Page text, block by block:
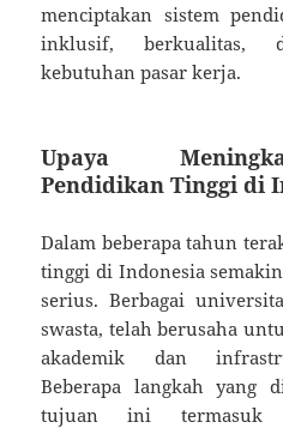
menciptakan sistem
inklusif, berkualitas,
kebutuhan pasar kerja.
Upaya
Pendidikan Tinggi di
Dalam beberapa tahun
tinggi di Indonesia
serius. Berbagai
swasta, telah berusaha
akademik dan
Beberapa langkah yang
tujuan ini termasuk